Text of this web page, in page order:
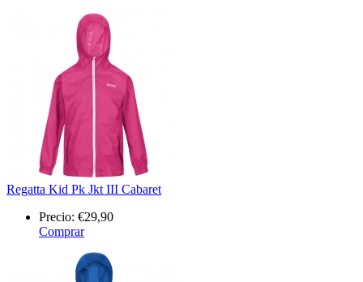
Regatta Kid Pk Jkt III Cabaret
Precio: €29,90
Comprar